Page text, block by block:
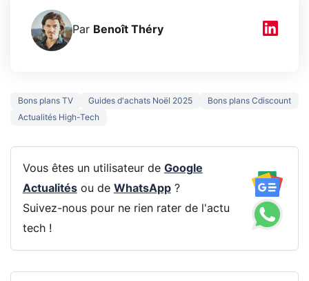
Par Benoît Théry
Bons plans TV Guides d'achats Noël 2025
Bons plans Cdiscount
Actualités High-Tech
Vous êtes un utilisateur de Google
Actualitésou de WhatsApp?
Suivez-nous pour ne rien rater de l'actu
tech !